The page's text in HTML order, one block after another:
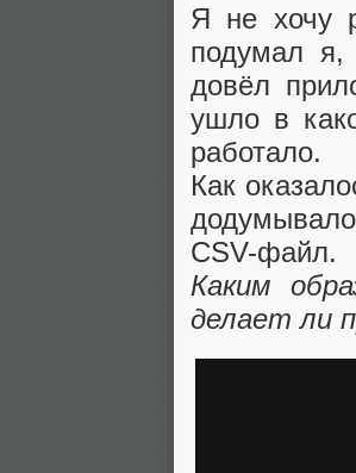
Я не хочу
подумал я,
довёл
ушло в
работало.
Как
CSV-файл.
Каким
делает ли